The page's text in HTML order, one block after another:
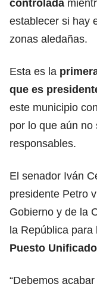
controlada
establecer si hay
zonas aledañas.
Esta es la
que es
este municipio
por lo que aún
responsables.
El senador Iván
presidente Petro
Gobierno y de la
la República para
Puesto
“Debemos